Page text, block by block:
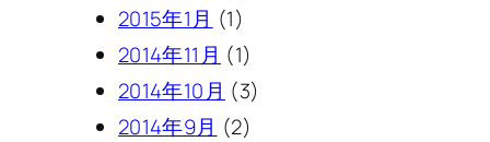
2015年1月 (1)
2014年11月 (1)
2014年10月 (3)
2014年9月 (2)